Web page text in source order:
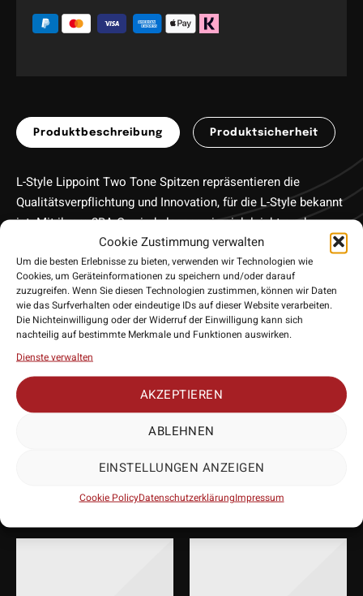
Cookie Zustimmung verwalten
Um die besten Erlebnisse zu bieten, verwenden wir Technologien wie
Cookies, um Geräteinformationen zu speichern und/oder darauf
zuzugreifen. Wenn Sie diesen Technologien zustimmen, können wir Daten
wie das Surfverhalten oder eindeutige IDs auf dieser Website verarbeiten.
Die Nichteinwilligung oder der Widerruf der Einwilligung kann sich
nachteilig auf bestimmte Merkmale und Funktionen auswirken.
Dienste verwalten
AKZEPTIEREN
ABLEHNEN
EINSTELLUNGEN ANZEIGEN
Cookie PolicyDatenschutzerklärungImpressum
Produktbeschreibung Produktsicherheit
L-Style Lippoint Two Tone Spitzen repräsentieren die
Qualitätsverpflichtung und Innovation, für die L-Style bekannt
ist. Mit ihrem 2BA Gewinde lassen sie sich leicht an den
meisten Softdarts anbringen lassen und bieten eine
konsistente Performance für Spieler aller Niveaus.
• Hersteller: L-Style
• Länge: ca. 21,5mm / 30mm
• Gewinde: 2BA
• Lieferumfang: 30 Stück
ZUBEHÖR